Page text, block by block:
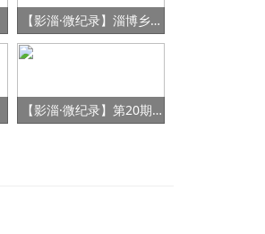
【影淄·微纪录】淄博乡村女书记的“变形记”
【影淄·微纪录】第20期：战“疫”老将刘景春